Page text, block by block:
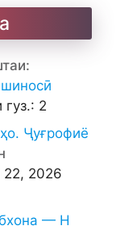
2
Ҷуғрофиё
2026
— Н